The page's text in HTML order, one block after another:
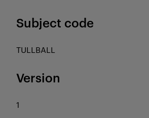
Subject code
TULLBALL
Version
1